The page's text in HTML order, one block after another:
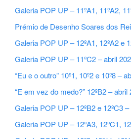
Galeria POP UP – 11ºA1, 11ºA2,
Prémio de Desenho Soares dos
Galeria POP UP – 12ºA1, 12ºA2 e
Galeria POP UP – 11ºC2 – abril
“Eu e o outro” 10º1, 10º2 e 10º8 –
“E em vez do medo?” 12ºB2 – abril
Galeria POP UP – 12ºB2 e 12ºC3
Galeria POP UP – 12ºA3, 12ºC1,